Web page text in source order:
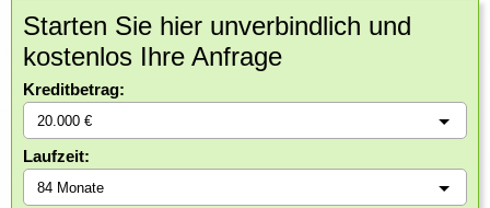
Starten Sie hier unverbindlich und
kostenlos Ihre Anfrage
Kreditbetrag:
Laufzeit: